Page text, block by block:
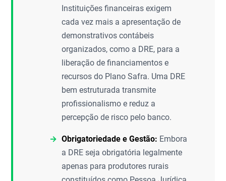
Instituições financeiras exigem
cada vez mais a apresentação de
demonstrativos contábeis
organizados, como a DRE, para a
liberação de financiamentos e
recursos do Plano Safra. Uma DRE
bem estruturada transmite
profissionalismo e reduz a
percepção de risco pelo banco.
Obrigatoriedade e Gestão: Embora
a DRE seja obrigatória legalmente
apenas para produtores rurais